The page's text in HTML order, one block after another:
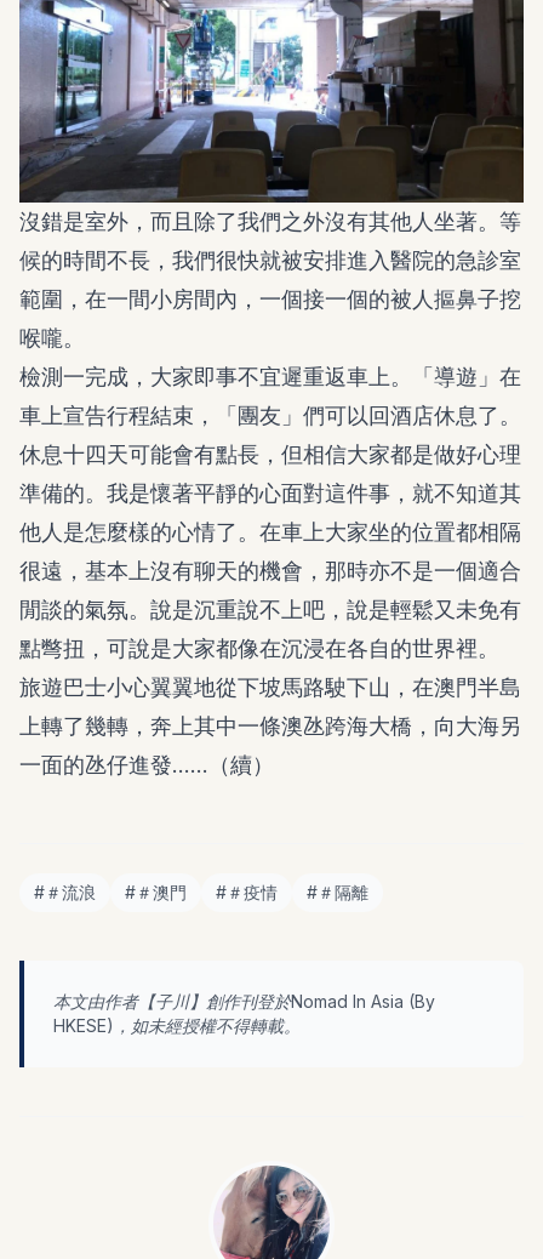
沒錯是室外，而且除了我們之外沒有其他人坐著。等
候的時間不長，我們很快就被安排進入醫院的急診室
範圍，在一間小房間內，一個接一個的被人摳鼻子挖
喉嚨。
檢測一完成，大家即事不宜遲重返車上。「導遊」在
車上宣告行程結束，「團友」們可以回酒店休息了。
休息十四天可能會有點長，但相信大家都是做好心理
準備的。我是懷著平靜的心面對這件事，就不知道其
他人是怎麼樣的心情了。在車上大家坐的位置都相隔
很遠，基本上沒有聊天的機會，那時亦不是一個適合
閒談的氣氛。說是沉重說不上吧，說是輕鬆又未免有
點彆扭，可說是大家都像在沉浸在各自的世界裡。
旅遊巴士小心翼翼地從下坡馬路駛下山，在澳門半島
上轉了幾轉，奔上其中一條澳氹跨海大橋，向大海另
一面的氹仔進發……（續）
#＃流浪 #＃澳門 #＃疫情 #＃隔離
本文由作者【子川】創作刊登於Nomad In Asia (By
HKESE)，如未經授權不得轉載。